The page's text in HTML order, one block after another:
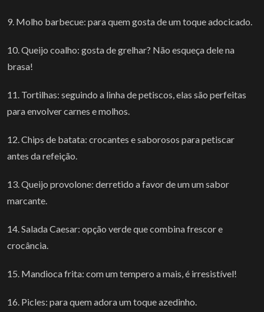
9. Molho barbecue: para quem gosta de um toque adocicado.
10. Queijo coalho: gosta de grelhar? Não esqueça dele na
brasa!
11. Tortilhas: seguindo a linha de petiscos, elas são perfeitas
para envolver carnes e molhos.
12. Chips de batata: crocantes e saborosos para petiscar
antes da refeição.
13. Queijo provolone: derretido a favor de um um sabor
marcante.
14. Salada Caesar: opção verde que combina frescor e
crocância.
15. Mandioca frita: com um tempero a mais, é irresistível!
16. Picles: para quem adora um toque azedinho.